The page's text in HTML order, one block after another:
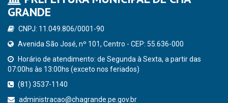
GRANDE
CNPJ: 11.049.806/0001-90
Avenida São José, nº 101, Centro - CEP: 55.636-000
Horário de atendimento: de Segunda à Sexta, a partir das
07:00hs às 13:00hs (exceto nos feriados)
(81) 3537-1140
administracao@chagrande.pe.gov.br